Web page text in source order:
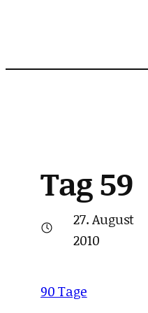
Tag 59
27. August
2010
90 Tage